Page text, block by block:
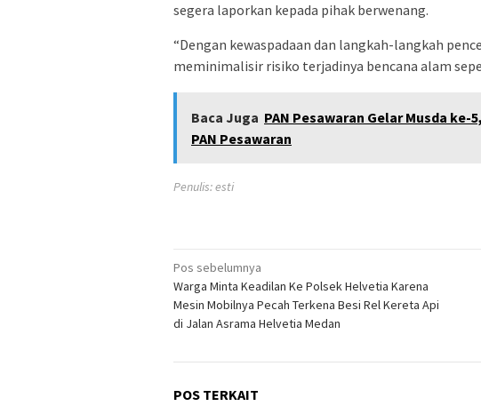
segera laporkan kepada pihak berwenang.
“Dengan kewaspadaan dan langkah-langkah
meminimalisir risiko terjadinya bencana alam
Baca Juga PAN Pesawaran Gelar Musda ke-
PAN Pesawaran
Penulis: esti
Navigasi
pos
Pos sebelumnya
Warga Minta Keadilan Ke Polsek Helvetia Karena
Mesin Mobilnya Pecah Terkena Besi Rel Kereta Api
di Jalan Asrama Helvetia Medan
POS TERKAIT